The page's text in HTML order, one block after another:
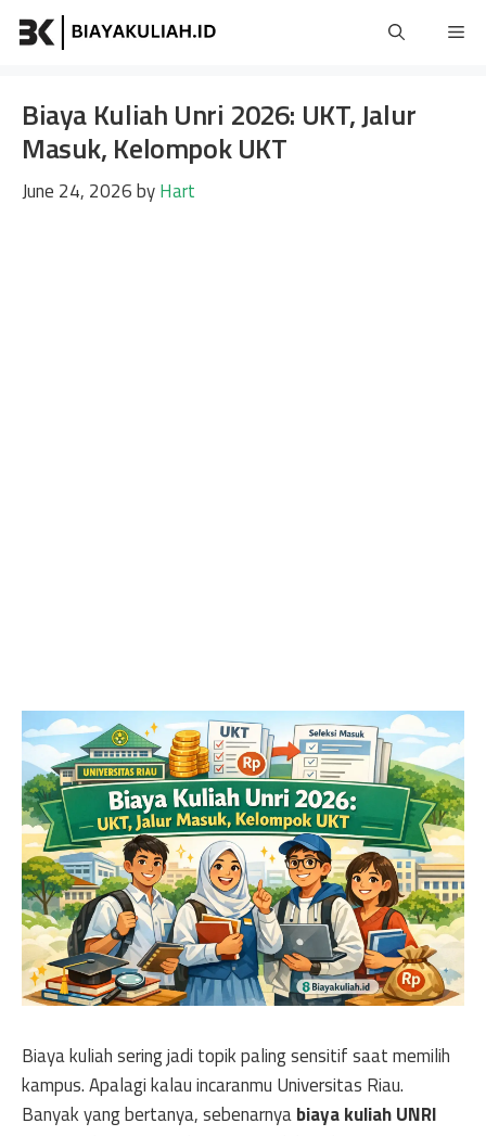
Skip
Biaya Kuliah Unri 2026: UKT, Jalur
Masuk, Kelompok UKT
June 24, 2026byHart
Biaya kuliah sering jadi topik paling sensitif saat memilih
kampus. Apalagi kalau incaranmu Universitas Riau.
Banyak yang bertanya, sebenarnyabiaya kuliah UNRI